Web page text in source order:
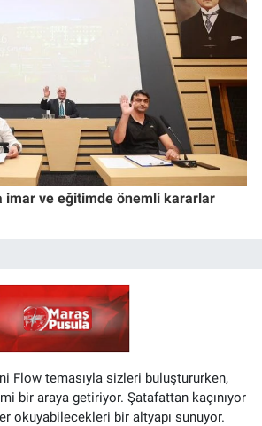
imar ve eğitimde önemli kararlar
Flow temasıyla sizleri buluştururken,
bir araya getiriyor. Şatafattan kaçınıyor
okuyabilecekleri bir altyapı sunuyor.